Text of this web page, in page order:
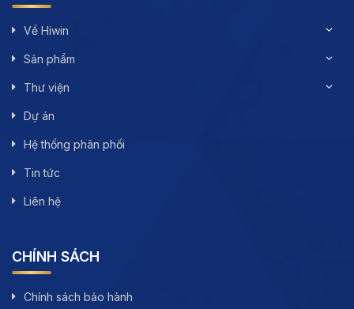
Về Hiwin
Sản phẩm
Thư viện
Dự án
Hệ thống phân phối
Tin tức
Liên hệ
CHÍNH SÁCH
Chính sách bảo hành